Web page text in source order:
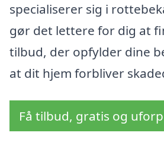
specialiserer sig i
gør det lettere for dig at
tilbud, der opfylder dine
at dit hjem forbliver
Få tilbud, gratis og